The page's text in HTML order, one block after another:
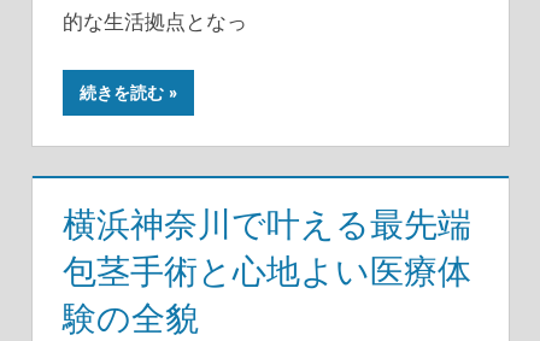
的な生活拠点となっ
続きを読む
横浜神奈川で叶える最先端
包茎手術と心地よい医療体
験の全貌